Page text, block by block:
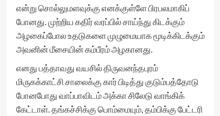
என்று சொல்லுமளவுக்கு எனக்குள்ளே பிரபலமாகிப்
போனது. முற்றிய கதிர் வரப்பில் சாய்ந்து கிடக்கும்
அழகைப்போல உதடுகளை முழுமையாக மூடிக்கிடக்கும்
அவனின் மீசையின் கம்பீரம் அழகானது.
எனது பத்தாவது வயசில் திருவனந்தபுரம்
மிருகக்காட்சி சாலைக்கு கார் பிடித்து குடும்பத்தோடு
போனபோது வாப்பாவிடம் அக்கா சிலேடு வாங்கிக்
கேட்டாள். தங்கச்சிக்கு பொம்மையும், தம்பிக்கு பேட்டரி